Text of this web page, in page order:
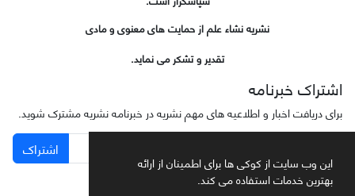
این وب سایت از کوکی ها برای اطمینان از ارائه
بهترین خدمات استفاده می کند.
نشریه نشاء علم از حمایت های معنوی و مادی
تقدیر و تشکر می نماید.
اشتراک خبرنامه
برای دریافت اخبار و اطلاعیه های مهم نشریه در خبرنامه نشریه مشترک شوید.
اشتراک